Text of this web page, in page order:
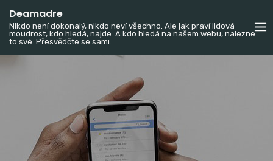
content
Deamadre
Nikdo není dokonalý, nikdo neví všechno. Ale jak praví lidová
moudrost, kdo hledá, najde. A kdo hledá na našem webu, nalezne
to své. Přesvědčte se sami.